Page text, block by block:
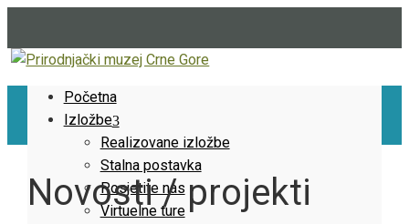
Početna
Izložbe
Realizovane izložbe
Stalna postavka
Posjetite nas
Virtuelne ture
Novosti / projekti